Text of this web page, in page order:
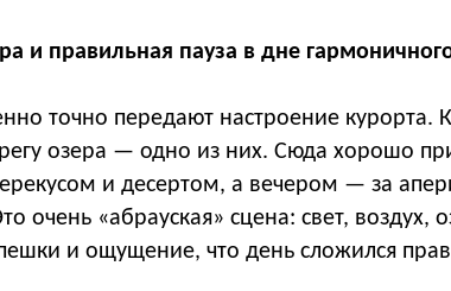
и правильная пауза в дне
точно передают настроение курорта.
озера — одно из них. Сюда хорошо
и десертом, а вечером — за
очень «абрауская» сцена: свет, воздух,
и ощущение, что день сложился